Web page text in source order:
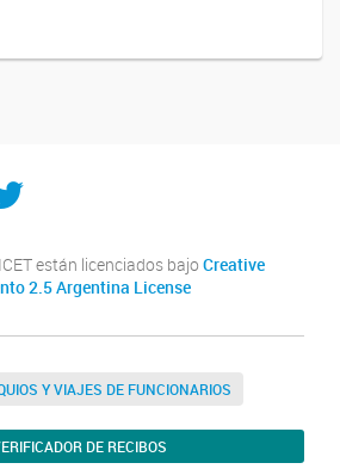
están licenciados bajo Creative
2.5 Argentina License
Y VIAJES DE FUNCIONARIOS
DE RECIBOS